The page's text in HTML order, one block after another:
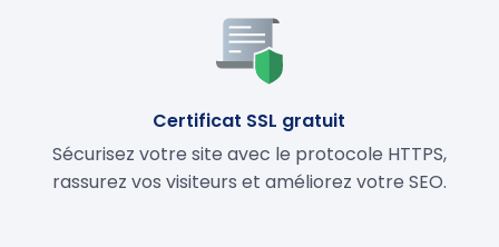
Certificat SSL gratuit
Sécurisez votre site avec le protocole HTTPS,
rassurez vos visiteurs et améliorez votre SEO.